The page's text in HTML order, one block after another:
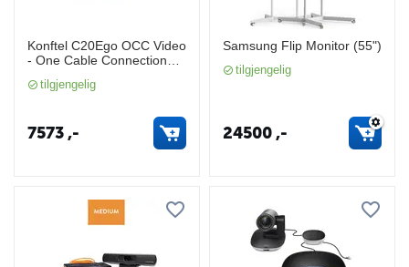
Konftel C20Ego OCC Video
- One Cable Connection
tilgjengelig
7573,-
Samsung Flip Monitor (55")
tilgjengelig
24500,-